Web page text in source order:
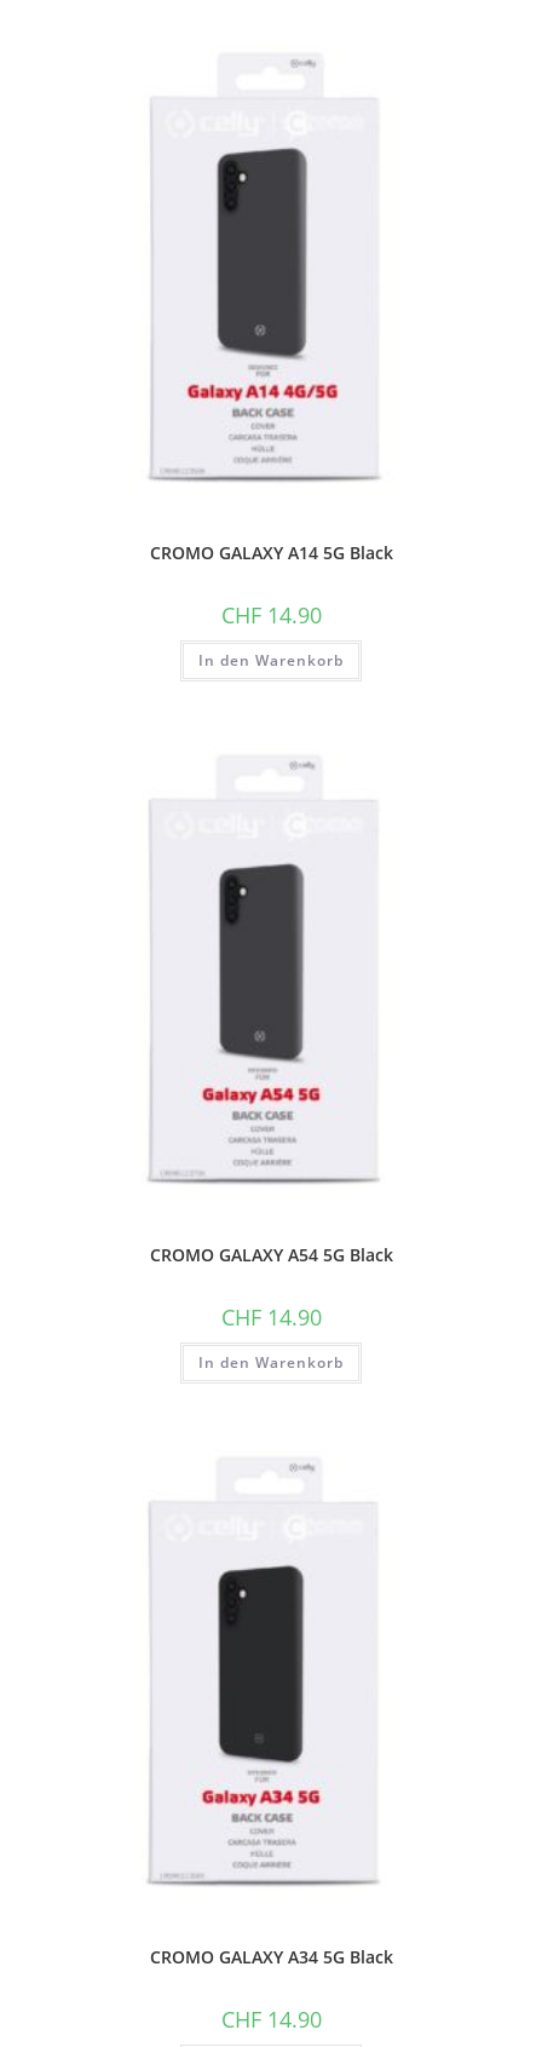
CROMO GALAXY A14 5G Black
CHF14.90
In den Warenkorb
CROMO GALAXY A54 5G Black
CHF14.90
In den Warenkorb
CROMO GALAXY A34 5G Black
CHF14.90